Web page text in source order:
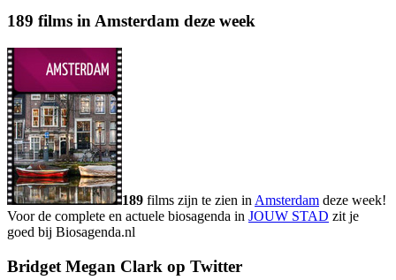
189 films in Amsterdam deze week
189 films zijn te zien in Amsterdam deze week!
Voor de complete en actuele biosagenda in JOUW STAD zit je
goed bij Biosagenda.nl
Bridget Megan Clark op Twitter